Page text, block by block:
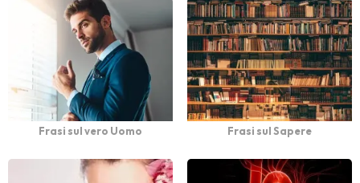
Frasi sul vero Uomo Frasi sul Sapere